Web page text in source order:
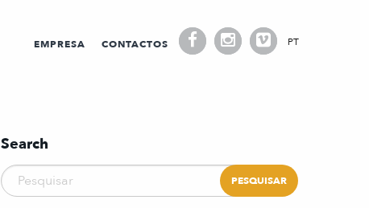
EMPRESA CONTACTOS PT
Search